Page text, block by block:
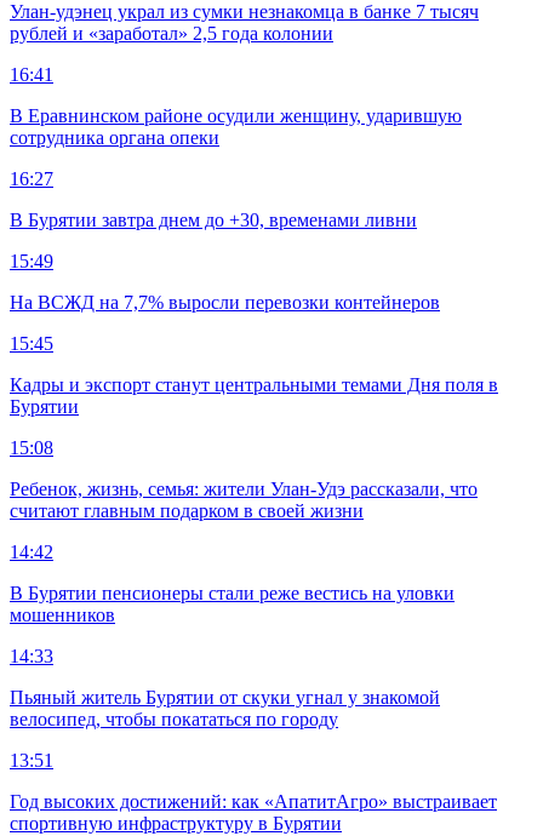
Улан-удэнец украл из сумки незнакомца в банке 7 тысяч
рублей и «заработал» 2,5 года колонии
16:41
В Еравнинском районе осудили женщину, ударившую
сотрудника органа опеки
16:27
В Бурятии завтра днем до +30, временами ливни
15:49
На ВСЖД на 7,7% выросли перевозки контейнеров
15:45
Кадры и экспорт станут центральными темами Дня поля в
Бурятии
15:08
Ребенок, жизнь, семья: жители Улан-Удэ рассказали, что
считают главным подарком в своей жизни
14:42
В Бурятии пенсионеры стали реже вестись на уловки
мошенников
14:33
Пьяный житель Бурятии от скуки угнал у знакомой
велосипед, чтобы покататься по городу
13:51
Год высоких достижений: как «АпатитАгро» выстраивает
спортивную инфраструктуру в Бурятии